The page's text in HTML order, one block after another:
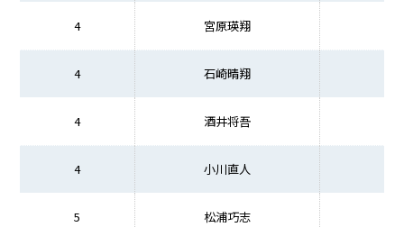
4 宮原瑛翔
4 石崎晴翔
4 酒井将吾
4 小川直人
5 松浦巧志